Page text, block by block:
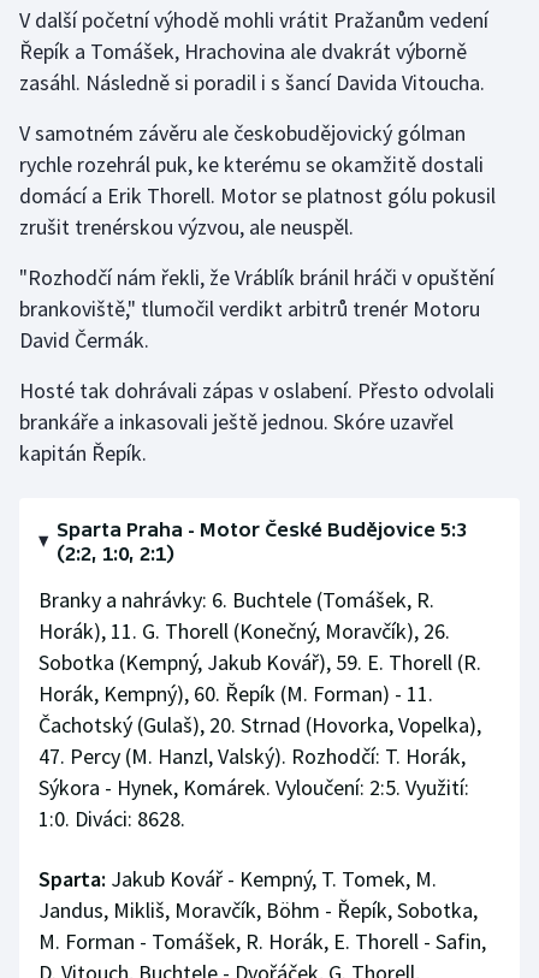
V další početní výhodě mohli vrátit Pražanům vedení
Řepík a Tomášek, Hrachovina ale dvakrát výborně
zasáhl. Následně si poradil i s šancí Davida Vitoucha.
V samotném závěru ale českobudějovický gólman
rychle rozehrál puk, ke kterému se okamžitě dostali
domácí a Erik Thorell. Motor se platnost gólu pokusil
zrušit trenérskou výzvou, ale neuspěl.
"Rozhodčí nám řekli, že Vráblík bránil hráči v opuštění
brankoviště," tlumočil verdikt arbitrů trenér Motoru
David Čermák.
Hosté tak dohrávali zápas v oslabení. Přesto odvolali
brankáře a inkasovali ještě jednou. Skóre uzavřel
kapitán Řepík.
Sparta Praha - Motor České Budějovice 5:3
(2:2, 1:0, 2:1)
Branky a nahrávky: 6. Buchtele (Tomášek, R.
Horák), 11. G. Thorell (Konečný, Moravčík), 26.
Sobotka (Kempný, Jakub Kovář), 59. E. Thorell (R.
Horák, Kempný), 60. Řepík (M. Forman) - 11.
Čachotský (Gulaš), 20. Strnad (Hovorka, Vopelka),
47. Percy (M. Hanzl, Valský). Rozhodčí: T. Horák,
Sýkora - Hynek, Komárek. Vyloučení: 2:5. Využití:
1:0. Diváci: 8628.
Sparta: Jakub Kovář - Kempný, T. Tomek, M.
Jandus, Mikliš, Moravčík, Böhm - Řepík, Sobotka,
M. Forman - Tomášek, R. Horák, E. Thorell - Safin,